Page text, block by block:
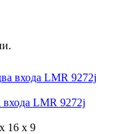
входа LMR 9272j
x 16 x 9